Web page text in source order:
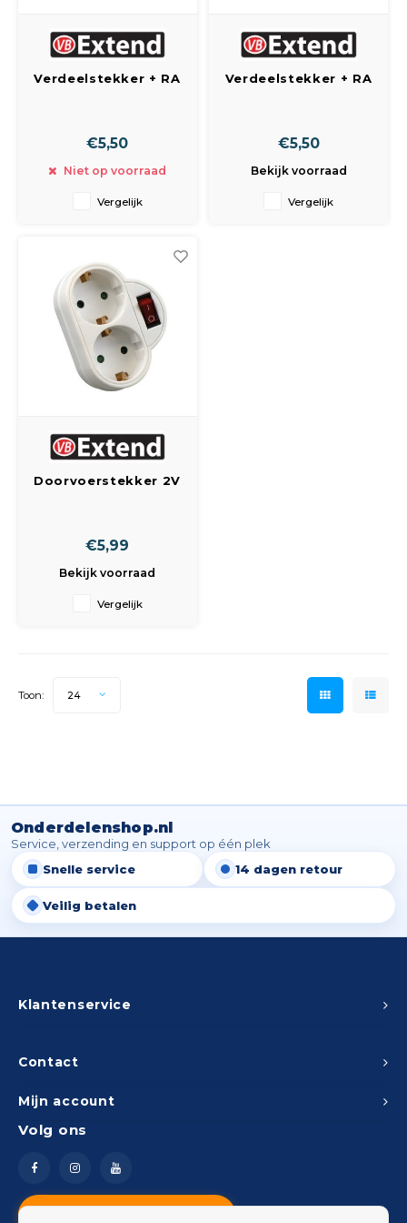
Verdeelstekker + RA
€5,50
Niet op voorraad
Vergelijk
Verdeelstekker + RA
€5,50
Bekijk voorraad
Vergelijk
Doorvoerstekker 2V
€5,99
Bekijk voorraad
Vergelijk
Toon: 24
Onderdelenshop.nl
Service, verzending en support op één plek
Snelle service
14 dagen retour
Veilig betalen
Contact
Klantenservice
Mijn account
Volg ons